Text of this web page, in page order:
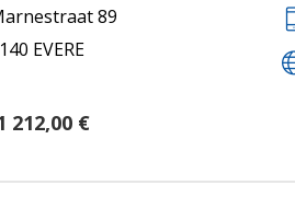
89
EVERE
212,00 €